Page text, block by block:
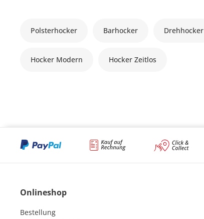
Polsterhocker Barhocker Drehhocker
Hocker Modern Hocker Zeitlos
Onlineshop
Bestellung